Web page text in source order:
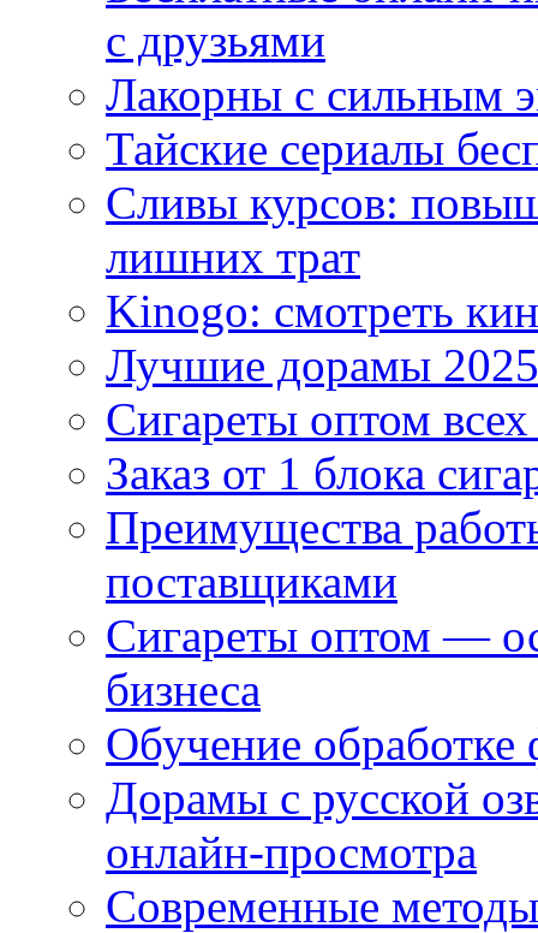
с друзьями
Лакорны с сильным
Тайские сериалы
Сливы курсов:
лишних трат
Kinogo: смотреть
Лучшие дорамы
Сигареты оптом
Заказ от 1 блока
Преимущества
поставщиками
Сигареты оптом —
бизнеса
Обучение
Дорамы с русской
онлайн-просмотра
Современные